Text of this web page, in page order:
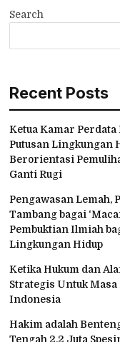
Search
Recent Posts
Ketua Kamar Perdata
Putusan Lingkungan
Berorientasi
Ganti Rugi
Pengawasan Lemah,
Tambang bagai
Pembuktian Ilmiah
Lingkungan Hidup
Ketika Hukum dan
Strategis Untuk
Indonesia
Hakim adalah
Tengah 2,2 Juta